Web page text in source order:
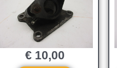
€ 10,00